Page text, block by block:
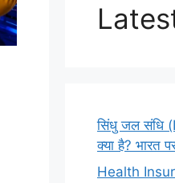
सिंधु जल संधि
क्या है? भारत
Health